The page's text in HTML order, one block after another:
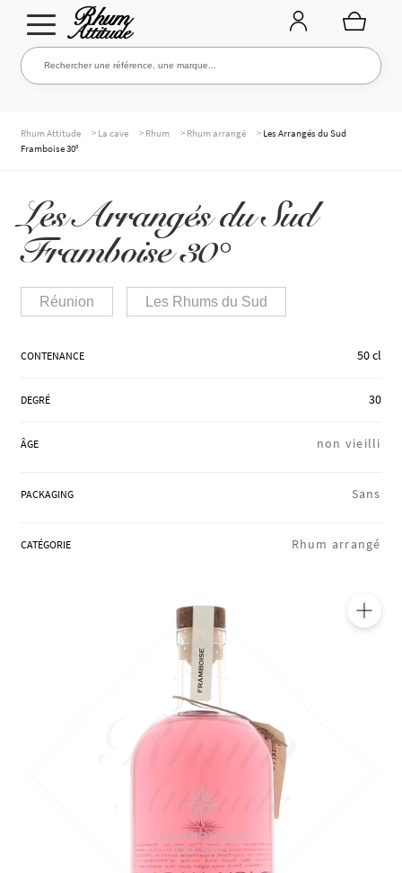
Aller
à
Aller
au
Rechercher une référence, une marque...
Rechercher
NOS RHUMS
COFFRETS & CADEAUX
Rhum Attitude > La cave > Rhum > Rhum arrangé > Les Arrangés du Sud
Framboise 30°
Les Arrangés du Sud
Framboise 30°
Réunion Les Rhums du Sud
CONTENANCE 50 cl
DEGRÉ 30
ÂGE non vieilli
PACKAGING Sans
CATÉGORIE Rhum arrangé